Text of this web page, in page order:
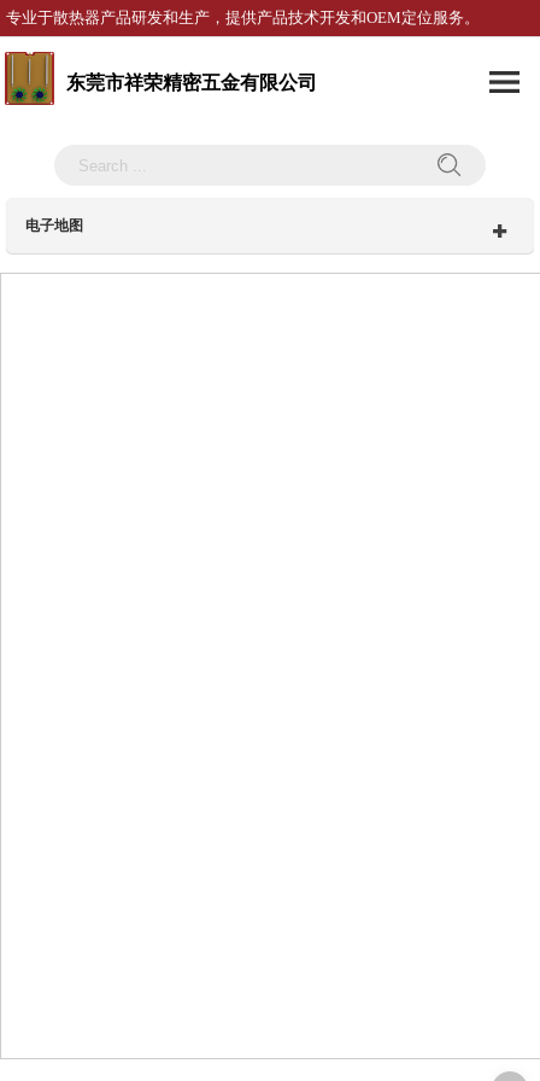
专业于散热器产品研发和生产，提供产品技术开发和OEM定位服务。
东莞市祥荣精密五金有限公司
电子地图